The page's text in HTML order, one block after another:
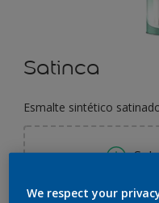
Satinca
Esmalte sintético
We respect your